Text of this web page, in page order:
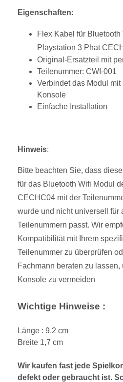
Eigenschaften:
Flex Kabel für
Playstation 3 Phat
Original-Ersatzteil mit
Teilenummer: CWI-001
Verbindet das Modul
Konsole
Einfache Installation
Hinweis:
Bitte beachten Sie, dass
für das Bluetooth Wifi Modul
CECHC04 mit der
wurde und nicht universell für
Teilenummern passt. Wir
Kompatibilität mit Ihrem
Teilenummer zu überprüfen
Fachmann beraten zu
Konsole zu vermeiden
Wichtige Hinweise :
Länge : 9.2 cm
Breite 1,7 cm
Wir kaufen fast jede
defekt oder gebraucht ist.